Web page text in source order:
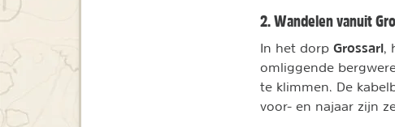
2. Wandelen vanuit
In het dorp Grossarl,
omliggende
te klimmen. De
voor- en najaar zijn